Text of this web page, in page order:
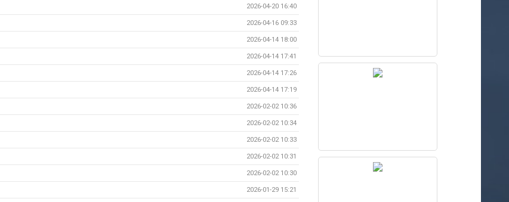
2026-04-20 16:40
2026-04-16 09:33
2026-04-14 18:00
2026-04-14 17:41
2026-04-14 17:26
2026-04-14 17:19
2026-02-02 10:36
2026-02-02 10:34
2026-02-02 10:33
2026-02-02 10:31
2026-02-02 10:30
2026-01-29 15:21